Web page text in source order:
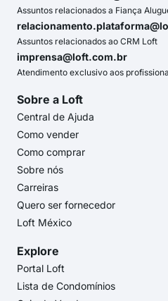
Assuntos relacionados a Fiança
Assuntos relacionados ao CRM Loft
imprensa@loft.com.br
Atendimento exclusivo aos
Sobre a Loft
Central de Ajuda
Como vender
Como comprar
Sobre nós
Carreiras
Quero ser fornecedor
Loft México
Explore
Portal Loft
Lista de Condomínios